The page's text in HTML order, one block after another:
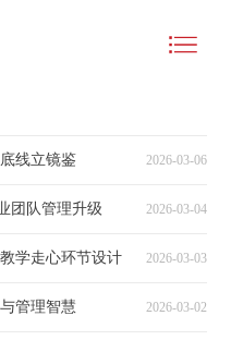
线立镜鉴 2026-03-06
团队管理升级 2026-03-04
学走心环节设计 2026-03-03
管理智慧 2026-03-02